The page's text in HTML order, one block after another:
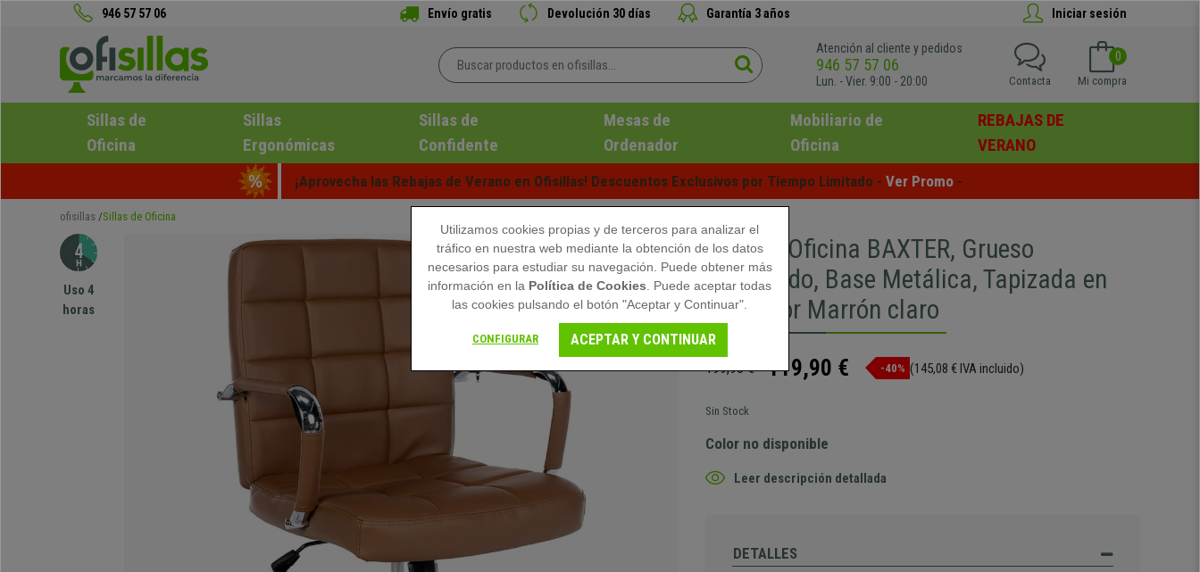
946 57 57 06 Envío gratis Devolución 30 días Garantía 3 años Iniciar sesión
Atención al cliente y pedidos
946 57 57 06
Lun. - Vier. 9:00 - 20:00
0
Mi compra
Contacta
Sillas de
Oficina
Sillas
Ergonómicas
Sillas de
Confidente
Mesas de
Ordenador
Mobiliario de
Oficina
REBAJAS DE
VERANO
¡Aprovecha las Rebajas de Verano en Ofisillas! Descuentos Exclusivos por Tiempo Limitado - Ver Promo -
ofisillas Sillas de Oficina
Uso 4
horas
Silla de Oficina BAXTER, Grueso
Acolchado, Base Metálica, Tapizada en
Piel color Marrón claro
199,90 € 119,90 € -40% (145,08 € IVA incluido)
Sin Stock
Color no disponible
Leer descripción detallada
DETALLES
Utilizamos cookies propias y de terceros para analizar el
tráfico en nuestra web mediante la obtención de los datos
necesarios para estudiar su navegación. Puede obtener más
información en la Política de Cookies . Puede aceptar todas
las cookies pulsando el botón "Aceptar y Continuar".
CONFIGURAR ACEPTAR Y CONTINUAR